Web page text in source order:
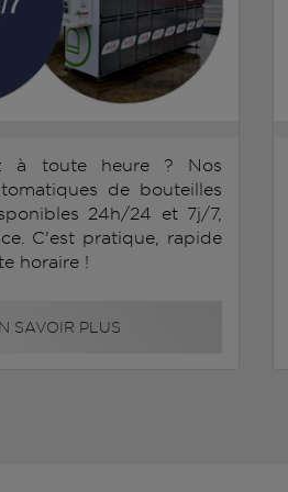
à toute heure ? Nos
de bouteilles
24h/24 et 7j/7,
C'est pratique, rapide
horaire !
SAVOIR PLUS